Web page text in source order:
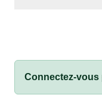
Connectez-vous